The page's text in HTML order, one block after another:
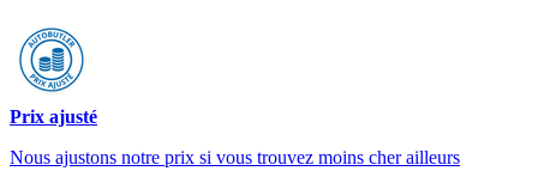
Prix ajusté
Nous ajustons notre prix si vous trouvez moins cher ailleurs